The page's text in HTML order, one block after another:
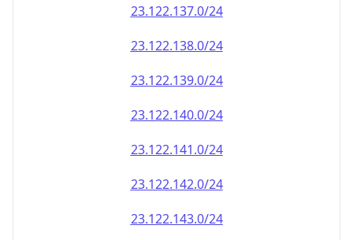
23.122.139.0/24
23.122.140.0/24
23.122.141.0/24
23.122.142.0/24
23.122.143.0/24
23.122.144.0/24
23.122.145.0/24